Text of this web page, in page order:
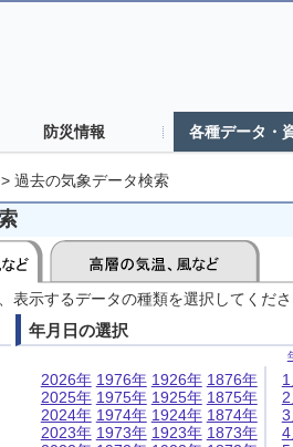
防災情報 各種データ・
> 過去の気象データ検索
表示するデータの種類を選択してくだ
年月日の選択
2026年
2025年
2024年
2023年
1976年
1975年
1974年
1973年
1926年
1925年
1924年
1923年
1876年
1875年
1874年
1873年